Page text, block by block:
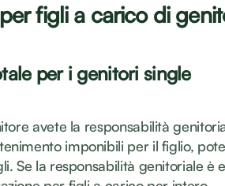
figli a carico di
per i genitori single
avete la responsabilità
imponibili per il figlio,
Se la responsabilità genitoriale è